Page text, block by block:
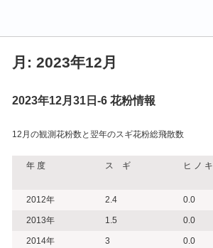
月: 2023年12月
2023年12月31日-6 花粉情報
12月の観測花粉数と翌年のスギ花粉総飛散数
年 度 ス ギ ヒ ノ キ
2012年 2.4 0.0
2013年 1.5 0.0
2014年 3 0.0